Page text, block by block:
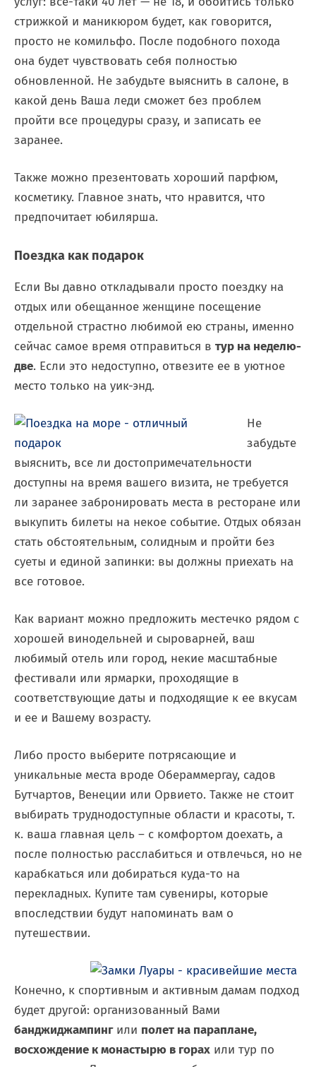
стрижкой и маникюром будет, как говорится,
просто не комильфо. После подобного похода
она будет чувствовать себя полностью
обновленной. Не забудьте выяснить в салоне, в
какой день Ваша леди сможет без проблем
пройти все процедуры сразу, и записать ее
заранее.
Также можно презентовать хороший парфюм,
косметику. Главное знать, что нравится, что
предпочитает юбилярша.
Поездка как подарок
Если Вы давно откладывали просто поездку на
отдых или обещанное женщине посещение
отдельной страстно любимой ею страны, именно
сейчас самое время отправиться в тур на неделю-
две. Если это недоступно, отвезите ее в уютное
место только на уик-энд.
Не
забудьте
выяснить, все ли достопримечательности
доступны на время вашего визита, не требуется
ли заранее забронировать места в ресторане или
выкупить билеты на некое событие. Отдых обязан
стать обстоятельным, солидным и пройти без
суеты и единой запинки: вы должны приехать на
все готовое.
Как вариант можно предложить местечко рядом с
хорошей винодельней и сыроварней, ваш
любимый отель или город, некие масштабные
фестивали или ярмарки, проходящие в
соответствующие даты и подходящие к ее вкусам
и ее и Вашему возрасту.
Либо просто выберите потрясающие и
уникальные места вроде Обераммергау, садов
Бутчартов, Венеции или Орвието. Также не стоит
выбирать труднодоступные области и красоты, т.
к. ваша главная цель – с комфортом доехать, а
после полностью расслабиться и отвлечься, но не
карабкаться или добираться куда-то на
перекладных. Купите там сувениры, которые
впоследствии будут напоминать вам о
путешествии.
Конечно, к спортивным и активным дамам подход
будет другой: организованный Вами
банджиджампингили полет на параплане,
восхождение к монастырю в горах или тур по